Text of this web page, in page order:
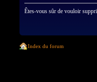
Êtes-vous sûr de vouloir
Index du forum